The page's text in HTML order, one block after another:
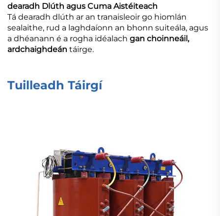
dearadh Dlúth agus Cuma Aistéiteach
Tá dearadh dlúth ar an tranaisleoir go hiomlán
sealaithe, rud a laghdaíonn an bhonn suiteála, agus
a dhéanann é a rogha idéalach gan choinneáil,
ardchaighdeán táirge.
Tuilleadh Táirgí